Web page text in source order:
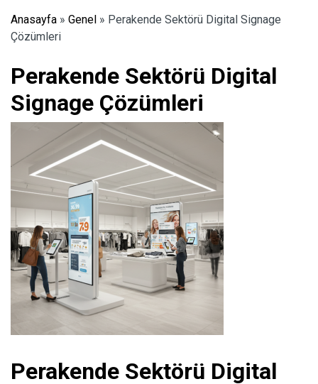
Anasayfa » Genel » Perakende Sektörü Digital Signage
Çözümleri
Perakende Sektörü Digital
Signage Çözümleri
Perakende Sektörü Digital